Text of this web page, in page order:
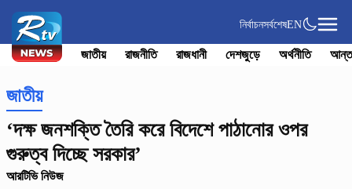
নির্বাচনসর্বশেষEN
জাতীয় রাজনীতি রাজধানী দেশজুড়ে অর্থনীতি
জাতীয়
‘দক্ষ জনশক্তি তৈরি করে বিদেশে পাঠানোর ওপর
গুরুত্ব দিচ্ছে সরকার’
আরটিভি নিউজ